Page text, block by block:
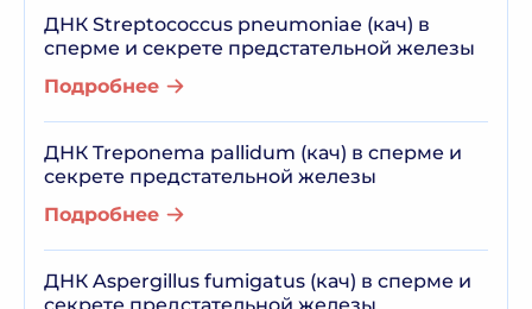
ДНК Streptococcus pneumoniae (кач) в
сперме и секрете предстательной железы
Подробнее
ДНК Treponema pallidum (кач) в сперме и
секрете предстательной железы
Подробнее
ДНК Aspergillus fumigatus (кач) в сперме и